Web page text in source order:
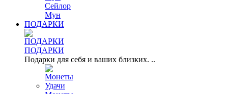
Сейлор
Мун
ПОДАРКИ
ПОДАРКИ
Подарки для себя и ваших близких. ..